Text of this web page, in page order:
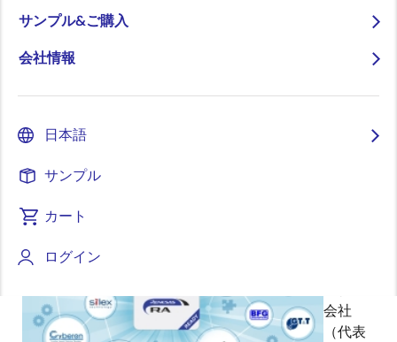
サンプル&ご購入
会社情報
日本語
サンプル
カート
ログイン
～パートナ各社のハードウェアやソフ
トウェア、ツールなどのソリューショ
ンがRAファミリに続々と対応開始～
2019年11月12日
会社
（代表